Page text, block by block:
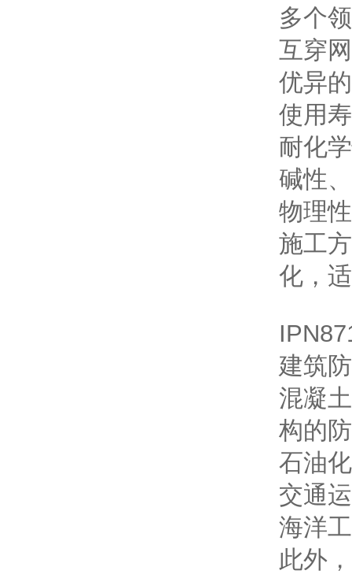
多个
互穿
优异
使用
耐化
碱性
物理
施工
化，
建筑
混凝
构的
石油
交通
海洋
此外